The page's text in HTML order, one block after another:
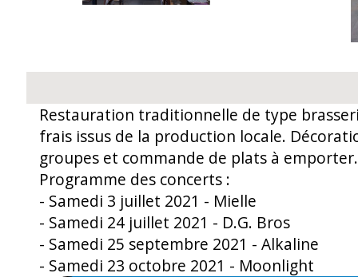
Restauration traditionnelle de type
frais issus de la production locale.
groupes et commande de plats à emporter.
Programme des concerts :
- Samedi 3 juillet 2021 - Mielle
- Samedi 24 juillet 2021 - D.G. Bros
- Samedi 25 septembre 2021 - Alkaline
- Samedi 23 octobre 2021 - Moonlight